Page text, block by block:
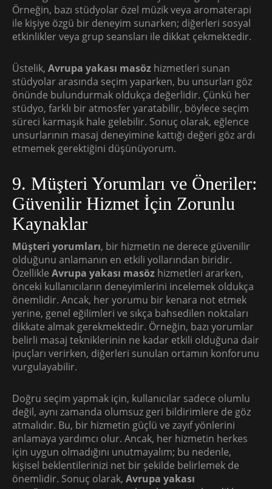
Örneğin, bazı stüdyolar özel müzik veya aromaterapi
ile kişiye özgü bir deneyim sunarken; diğerleri sosyal
etkinlikler veya grup seansları ile dikkat çekmektedir.
Üstelik, Avrupa yakası masöz hizmetleri sunan
stüdyolar arasında seçim yaparken, bu unsurları göz
önünde bulundurmak oldukça değerlidir. Çünkü her
stüdyo, farklı bir atmosfer yaratabilir, böylece seçim
süreci karmaşık hale gelebilir. Sonuç olarak, eğlence
unsurlarının masaj deneyimine kattığı değeri göz ardı
etmemek gerektiğini düşünüyorum.
9. Müşteri Yorumları ve Öneriler:
Güvenilir Hizmet İçin Zorunlu
Kaynaklar
Müşteri yorumları, bir hizmetin ne derece güvenilir
olduğunu anlamanın en etkili yollarından biridir.
Özellikle Avrupa yakası masöz hizmetleri ararken,
önceki kullanıcıların deneyimlerini incelemek oldukça
önemlidir. Ancak, her yorumu bir kenara not etmek
yerine, genel eğilimleri ve sıkça bahsedilen noktaları
dikkate almak gerekmektedir. Örneğin, bazı yorumlar
belirli masaj tekniklerinin ne kadar etkili olduğuna dair
ipuçları verirken, diğerleri sunulan ortamın konforunu
vurgulayabilir.
Doğru seçim yapmak için, kullanıcılar sadece olumlu
değil, aynı zamanda olumsuz geri bildirimlere de göz
atmalıdır. Bu, bir hizmetin güçlü ve zayıf yönlerini
anlamaya yardımcı olur. Ancak, her hizmetin herkes
için uygun olmadığını unutmayalım; bu nedenle,
kişisel beklentilerinizi net bir şekilde belirlemek de
önemlidir. Sonuç olarak, Avrupa yakası